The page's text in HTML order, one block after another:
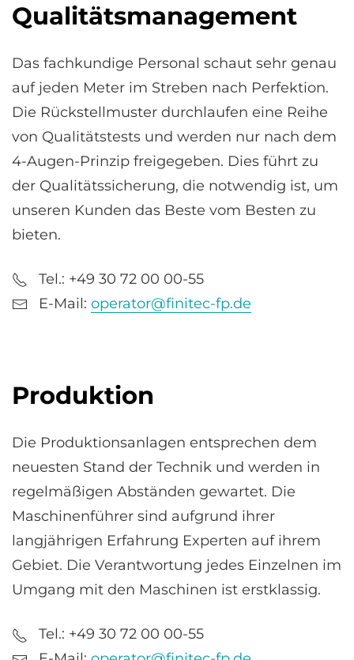
Qualitätsmanagement
Das fachkundige Personal schaut sehr genau
auf jeden Meter im Streben nach Perfektion.
Die Rückstellmuster durchlaufen eine Reihe
von Qualitätstests und werden nur nach dem
4-Augen-Prinzip freigegeben. Dies führt zu
der Qualitätssicherung, die notwendig ist, um
unseren Kunden das Beste vom Besten zu
bieten.
Tel.: +49 30 72 00 00-55
E-Mail: operator@finitec-fp.de
Produktion
Die Produktionsanlagen entsprechen dem
neuesten Stand der Technik und werden in
regelmäßigen Abständen gewartet. Die
Maschinenführer sind aufgrund ihrer
langjährigen Erfahrung Experten auf ihrem
Gebiet. Die Verantwortung jedes Einzelnen im
Umgang mit den Maschinen ist erstklassig.
Tel.: +49 30 72 00 00-55